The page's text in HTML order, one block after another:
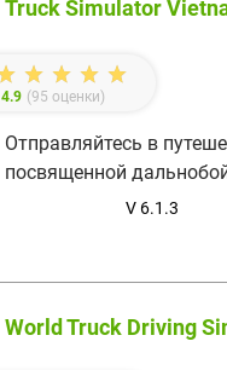
Truck Simulator
4.9 (95 оценки)
Отправляйтесь в
посвященной
V 6.1.3
World Truck Driving